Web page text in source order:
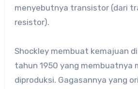
menyebutnya transistor (dari
resistor).
Shockley membuat kemajuan
tahun 1950 yang membuatnya
diproduksi. Gagasannya yang